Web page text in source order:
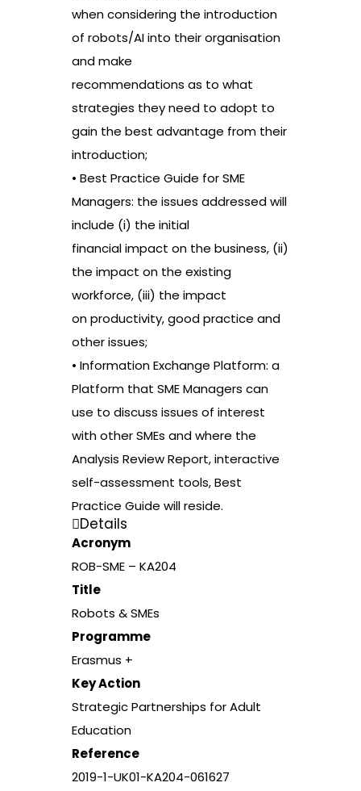
when considering the introduction
of robots/AI into their organisation
and make
recommendations as to what
strategies they need to adopt to
gain the best advantage from their
introduction;
• Best Practice Guide for SME
Managers: the issues addressed will
include (i) the initial
financial impact on the business, (ii)
the impact on the existing
workforce, (iii) the impact
on productivity, good practice and
other issues;
• Information Exchange Platform: a
Platform that SME Managers can
use to discuss issues of interest
with other SMEs and where the
Analysis Review Report, interactive
self-assessment tools, Best
Practice Guide will reside.
Details
Acronym
ROB-SME – KA204
Title
Robots & SMEs
Programme
Erasmus +
Key Action
Strategic Partnerships for Adult
Education
Reference
2019-1-UK01-KA204-061627